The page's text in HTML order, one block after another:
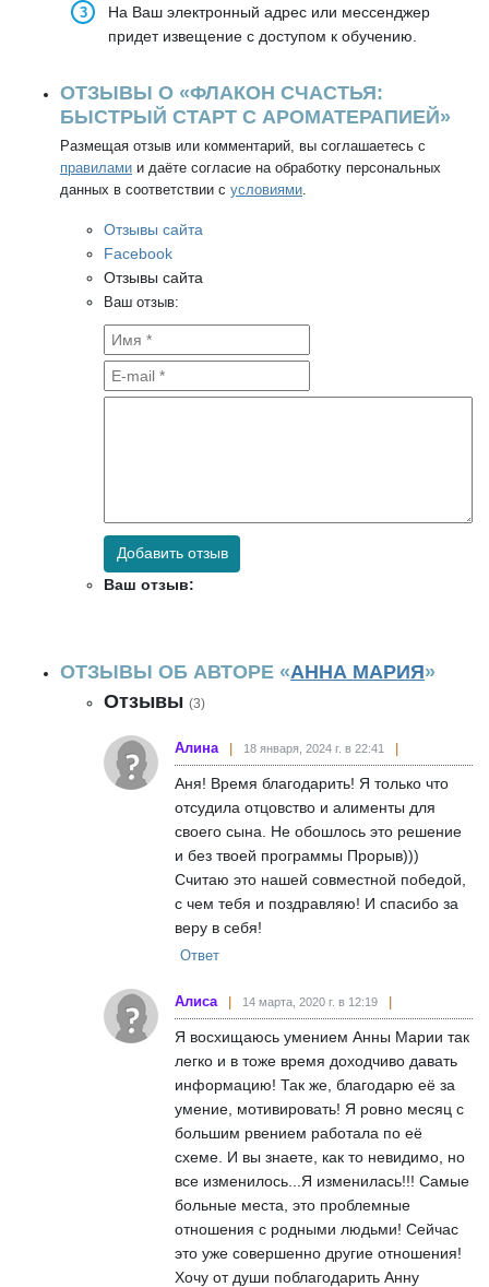
На Ваш электронный адрес или мессенджер
придет извещение с доступом к обучению.
ОТЗЫВЫ О «ФЛАКОН СЧАСТЬЯ:
БЫСТРЫЙ СТАРТ С АРОМАТЕРАПИЕЙ»
Размещая отзыв или комментарий, вы соглашаетесь с
правилами и даёте согласие на обработку персональных
данных в соответствии с условиями.
Отзывы сайта
Facebook
Отзывы сайта
Ваш отзыв:
Добавить отзыв
Ваш отзыв:
ОТЗЫВЫ ОБ АВТОРЕ «АННА МАРИЯ»
Отзывы (3)
Алина 18 января, 2024 г. в 22:41
Аня! Время благодарить! Я только что
отсудила отцовство и алименты для
своего сына. Не обошлось это решение
и без твоей программы Прорыв)))
Считаю это нашей совместной победой,
с чем тебя и поздравляю! И спасибо за
веру в себя!
Ответ
Алиса 14 марта, 2020 г. в 12:19
Я восхищаюсь умением Анны Марии так
легко и в тоже время доходчиво давать
информацию! Так же, благодарю её за
умение, мотивировать! Я ровно месяц с
большим рвением работала по её
схеме. И вы знаете, как то невидимо, но
все изменилось...Я изменилась!!! Самые
больные места, это проблемные
отношения с родными людьми! Сейчас
это уже совершенно другие отношения!
Хочу от души поблагодарить Анну